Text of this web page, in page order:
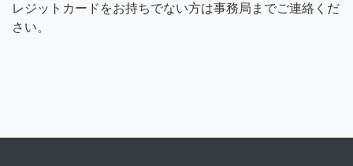
レジットカードをお持ちでない方は事務局までご連絡くだ
さい。